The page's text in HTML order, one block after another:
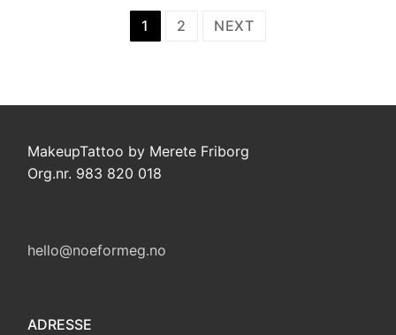
Sidepaginering
1 2 NEXT
MakeupTattoo by Merete Friborg
Org.nr. 983 820 018
hello@noeformeg.no
ADRESSE